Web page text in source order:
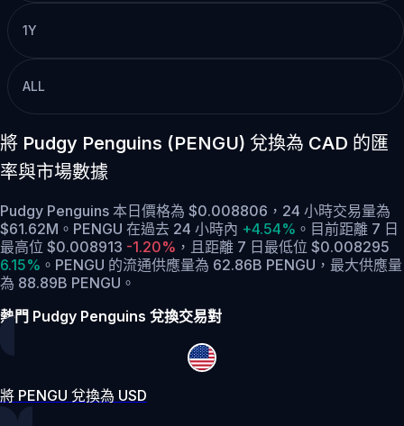
1Y
ALL
將 Pudgy Penguins (PENGU) 兌換為 CAD 的匯
率與市場數據
Pudgy Penguins 本日價格為 $0.008806，24 小時交易量為
$61.62M。PENGU 在過去 24 小時內 +4.54% 。 目前距離 7 日
最高位 $0.008913 -1.20% ， 且距離 7 日最低位 $0.008295
6.15% 。 PENGU 的流通供應量為 62.86B PENGU，最大供應量
為 88.89B PENGU。
熱門 Pudgy Penguins 兌換交易對
將 PENGU 兌換為 USD